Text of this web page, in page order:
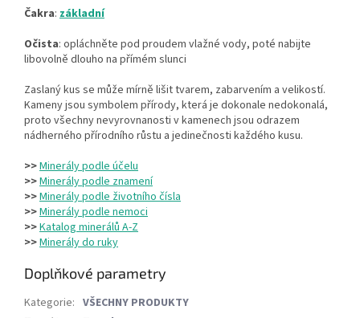
Čakra: základní
Očista: opláchněte pod proudem vlažné vody, poté nabijte
libovolně dlouho na přímém slunci
Zaslaný kus se může mírně lišit tvarem, zabarvením a velikostí.
Kameny jsou symbolem přírody, která je dokonale nedokonalá,
proto všechny nevyrovnanosti v kamenech jsou odrazem
nádherného přírodního růstu a jedinečnosti každého kusu.
>>Minerály podle účelu
>>Minerály podle znamení
>>Minerály podle životního čísla
>>Minerály podle nemoci
>>Katalog minerálů A-Z
>>Minerály do ruky
Doplňkové parametry
Kategorie: VŠECHNY PRODUKTY